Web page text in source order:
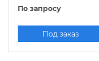
По запросу
Под заказ